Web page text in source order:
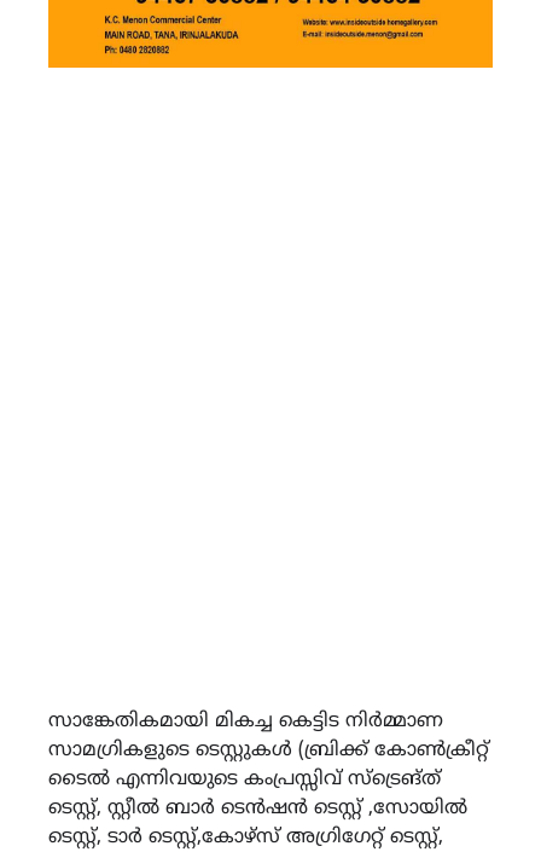
സാങ്കേതികമായി മികച്ച കെട്ടിട നിർമ്മാണ
സാമഗ്രികളുടെ ടെസ്റ്റുകൾ (ബ്രിക്ക് കോൺക്രീറ്റ്
ടൈൽ എന്നിവയുടെ കംപ്രസ്സിവ് സ്ട്രെങ്‌ത്
ടെസ്റ്റ്, സ്റ്റീൽ ബാർ ടെൻഷൻ ടെസ്റ്റ് ,സോയിൽ
ടെസ്റ്റ്, ടാർ ടെസ്റ്റ്,കോഴ്സ് അഗ്രിഗേറ്റ് ടെസ്റ്റ്,